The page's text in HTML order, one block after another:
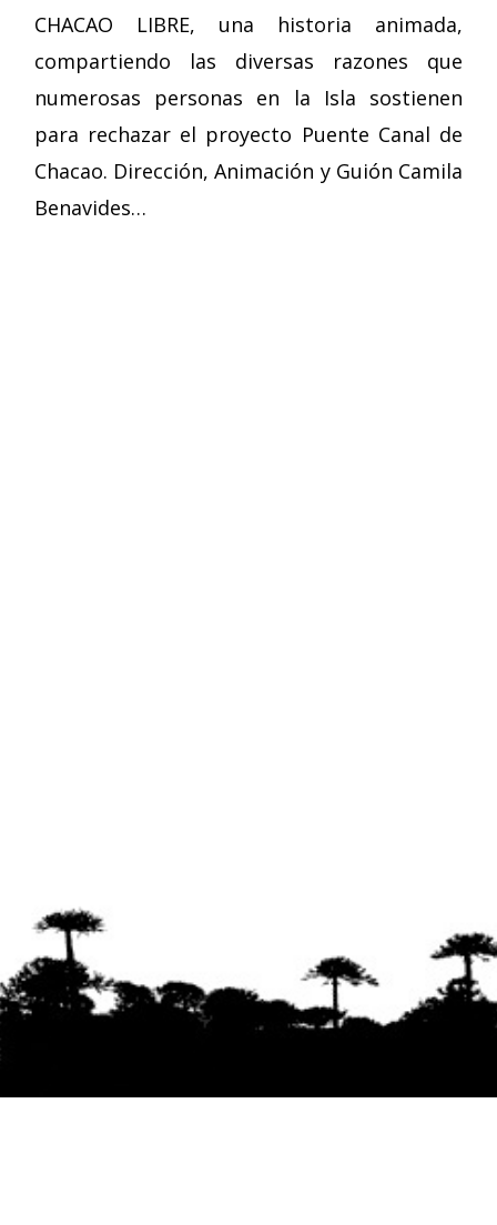
CHACAO LIBRE, una historia animada,
compartiendo las diversas razones que
numerosas personas en la Isla sostienen
para rechazar el proyecto Puente Canal de
Chacao. Dirección, Animación y Guión Camila
Benavides…